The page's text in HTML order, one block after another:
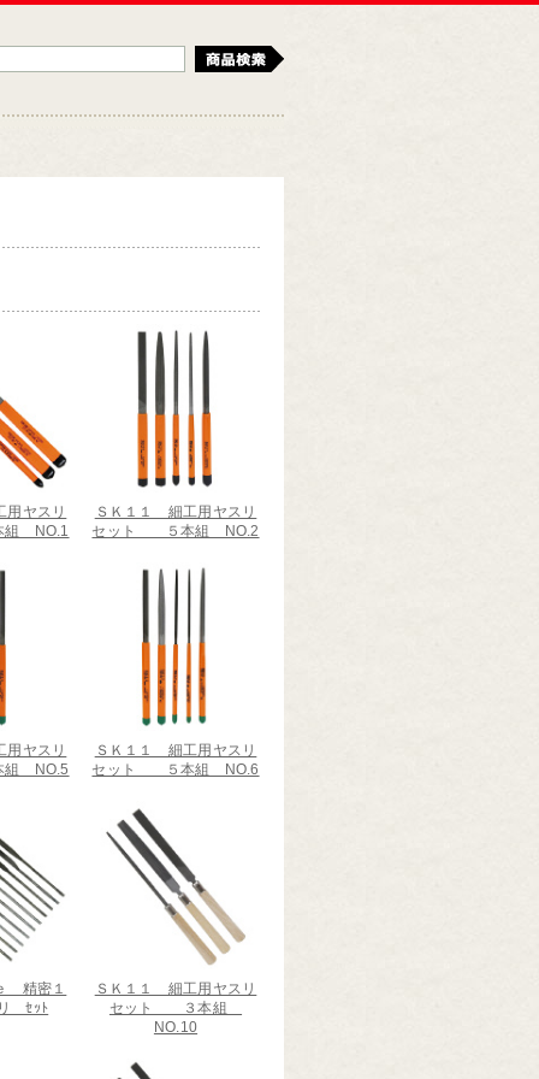
ヤスリ
NO.1
ＳＫ１１ 細工用ヤスリ
セット ５本組 NO.2
ヤスリ
NO.5
ＳＫ１１ 細工用ヤスリ
セット ５本組 NO.6
精密１
ｾｯﾄ
ＳＫ１１ 細工用ヤスリ
セット ３本組
NO.10